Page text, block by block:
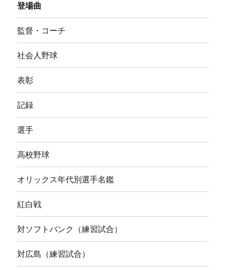
登場曲
監督・コーチ
社会人野球
表彰
記録
選手
高校野球
オリックス年代別選手名鑑
紅白戦
対ソフトバンク（練習試合）
対広島（練習試合）